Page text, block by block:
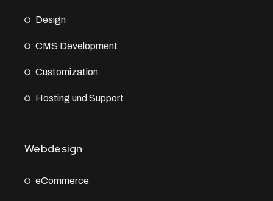
Design
CMS Development
Customization
Hosting und Support
Webdesign
eCommerce